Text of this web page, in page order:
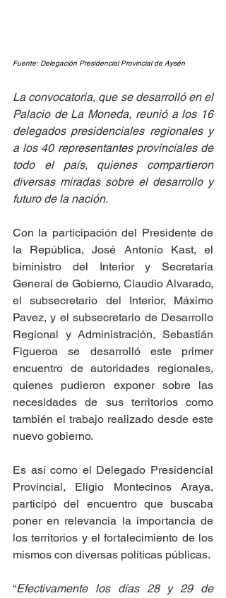
Fuente: Delegación Presidencial Provincial de Aysén
La convocatoria, que se desarrolló en el
Palacio de La Moneda, reunió a los 16
delegados presidenciales regionales y
a los 40 representantes provinciales de
todo el país, quienes compartieron
diversas miradas sobre el desarrollo y
futuro de la nación.
Con la participación del Presidente de
la República, José Antonio Kast, el
biministro del Interior y Secretaría
General de Gobierno, Claudio Alvarado,
el subsecretario del Interior, Máximo
Pavez, y el subsecretario de Desarrollo
Regional y Administración, Sebastián
Figueroa se desarrolló este primer
encuentro de autoridades regionales,
quienes pudieron exponer sobre las
necesidades de sus territorios como
también el trabajo realizado desde este
nuevo gobierno.
Es así como el Delegado Presidencial
Provincial, Eligio Montecinos Araya,
participó del encuentro que buscaba
poner en relevancia la importancia de
los territorios y el fortalecimiento de los
mismos con diversas políticas públicas.
“Efectivamente los días 28 y 29 de